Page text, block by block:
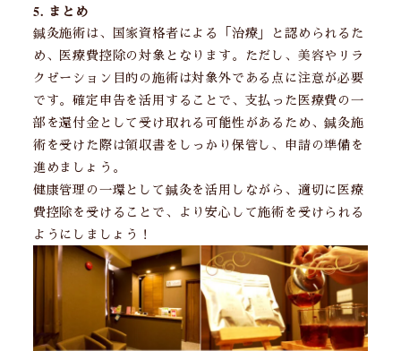
5. まとめ
鍼灸施術は、国家資格者による「治療」と認められるた
め、医療費控除の対象となります。ただし、美容やリラ
クゼーション目的の施術は対象外である点に注意が必要
です。確定申告を活用することで、支払った医療費の一
部を還付金として受け取れる可能性があるため、鍼灸施
術を受けた際は領収書をしっかり保管し、申請の準備を
進めましょう。
健康管理の一環として鍼灸を活用しながら、適切に医療
費控除を受けることで、より安心して施術を受けられる
ようにしましょう！